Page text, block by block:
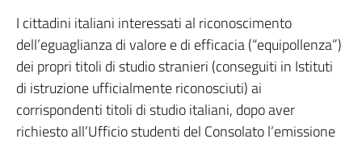
I cittadini italiani interessati al riconoscimento
dell’eguaglianza di valore e di efficacia (“equipollenza”)
dei propri titoli di studio stranieri (conseguiti in Istituti
di istruzione ufficialmente riconosciuti) ai
corrispondenti titoli di studio italiani, dopo aver
richiesto all’Ufficio studenti del Consolato l’emissione